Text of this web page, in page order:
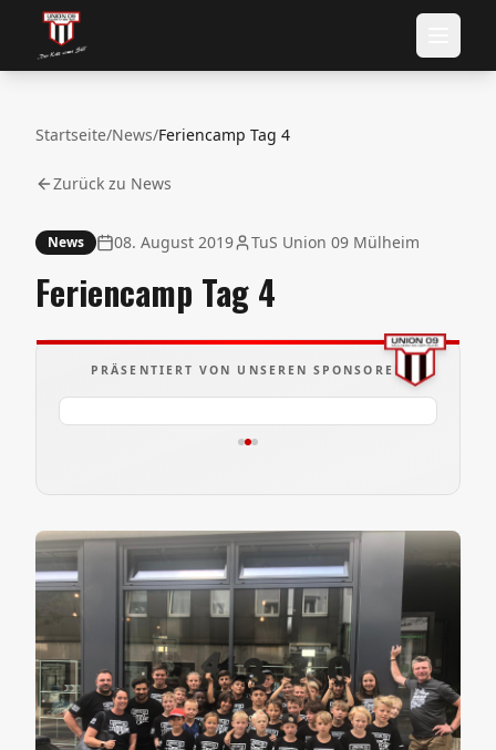
Startseite/News/Feriencamp Tag 4
Zurück zu News
News 08. August 2019 TuS Union 09 Mülheim
Feriencamp Tag 4
PRÄSENTIERT VON UNSEREN SPONSOREN